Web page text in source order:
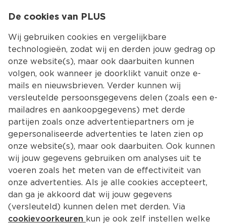
Kies jouw
De cookies van PLUS
Wij gebruiken cookies en vergelijkbare
technologieën, zodat wij en derden jouw gedrag op
onze website(s), maar ook daarbuiten kunnen
volgen, ook wanneer je doorklikt vanuit onze e-
mails en nieuwsbrieven. Verder kunnen wij
versleutelde persoonsgegevens delen (zoals een e-
mailadres en aankoopgegevens) met derde
partijen zoals onze advertentiepartners om je
gepersonaliseerde advertenties te laten zien op
onze website(s), maar ook daarbuiten. Ook kunnen
wij jouw gegevens gebruiken om analyses uit te
voeren zoals het meten van de effectiviteit van
onze advertenties. Als je alle cookies accepteert,
dan ga je akkoord dat wij jouw gegevens
(versleuteld) kunnen delen met derden. Via
cookievoorkeuren kun je ook zelf instellen welke